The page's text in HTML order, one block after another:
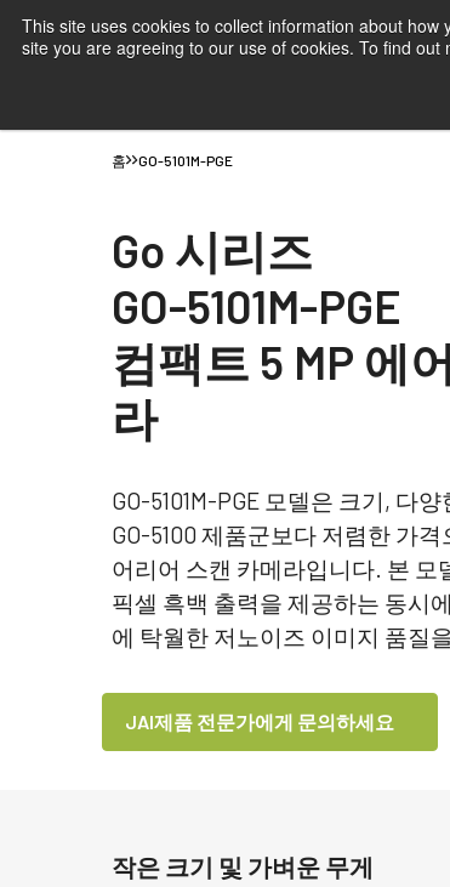
This site uses cookies to collect information about
site you are agreeing to our use of cookies. To find
홈 GO-5101M-PGE
Go 시리즈
GO-5101M-PGE
컴팩트 5 MP 에
라
GO-5101M-PGE 모델은 크기, 다
GO-5100 제품군보다 저렴한 가
어리어 스캔 카메라입니다. 본 모
픽셀 흑백 출력을 제공하는 동시
에 탁월한 저노이즈 이미지 품질
JAI제품 전문가에게 문의하세요
작은 크기 및 가벼운 무게